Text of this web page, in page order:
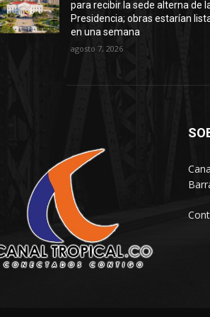
para recibir la sede alterna de
Presidencia; obras estarían
en una semana
agosto 7, 2026